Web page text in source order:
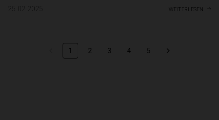
weiterlesen
1 2 3 4 5